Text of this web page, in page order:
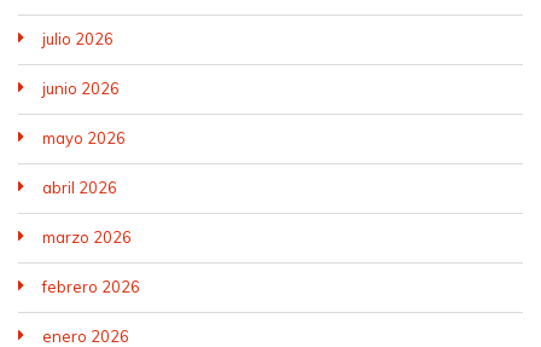
julio 2026
junio 2026
mayo 2026
abril 2026
marzo 2026
febrero 2026
enero 2026